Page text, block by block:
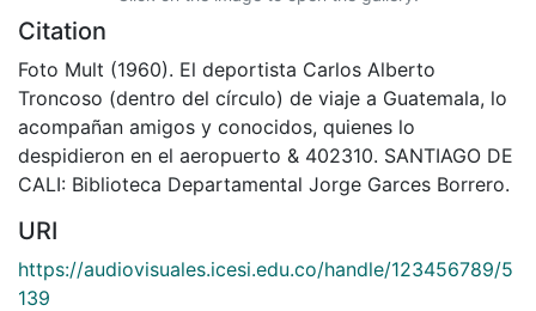
Citation
Foto Mult (1960). El deportista Carlos Alberto
Troncoso (dentro del círculo) de viaje a Guatemala, lo
acompañan amigos y conocidos, quienes lo
despidieron en el aeropuerto & 402310. SANTIAGO DE
CALI: Biblioteca Departamental Jorge Garces Borrero.
URI
https://audiovisuales.icesi.edu.co/handle/123456789/5
139